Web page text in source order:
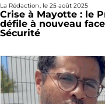
La Rédaction, le 25 août 2025
Crise à Mayotte : le
défile à nouveau
Sécurité